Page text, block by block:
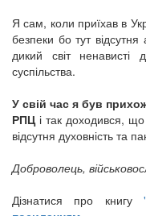
Я сам, коли приїхав в
безпеки бо тут
дикий світ
суспільства.
У свій час я був
РПЦі так доходився,
відсутня духовність та
Доброволець,
Дізнатися про книгу